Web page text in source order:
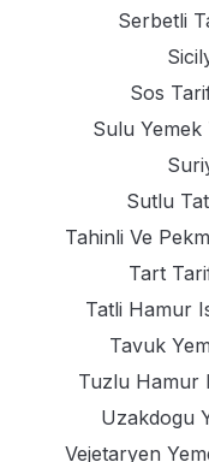
Serbetli
Sos
Sulu Yemek
Sutlu
Tahinli Ve
Tart
Tatli Hamur
Tavuk
Tuzlu Hamur
Uzakdogu
Vejetaryen